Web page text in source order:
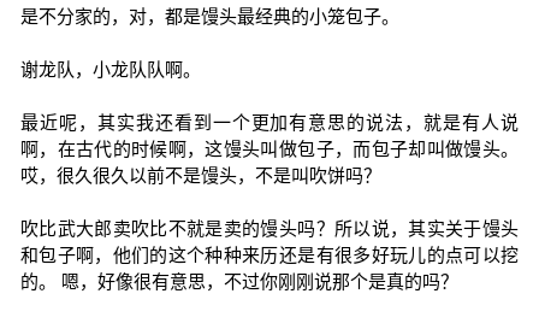
是不分家的，对，都是馒头最经典的小笼包子。
谢龙队，小龙队队啊。
最近呢，其实我还看到一个更加有意思的说法，就是有人说
啊，在古代的时候啊，这馒头叫做包子，而包子却叫做馒头。
哎，很久很久以前不是馒头，不是叫吹饼吗？
吹比武大郎卖吹比不就是卖的馒头吗？所以说，其实关于馒头
和包子啊，他们的这个种种来历还是有很多好玩儿的点可以挖
的。 嗯，好像很有意思，不过你刚刚说那个是真的吗？